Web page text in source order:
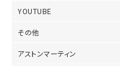
YOUTUBE
その他
アストンマーティン